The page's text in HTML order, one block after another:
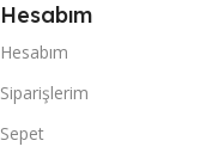
Hesabım
Hesabım
Siparişlerim
Sepet